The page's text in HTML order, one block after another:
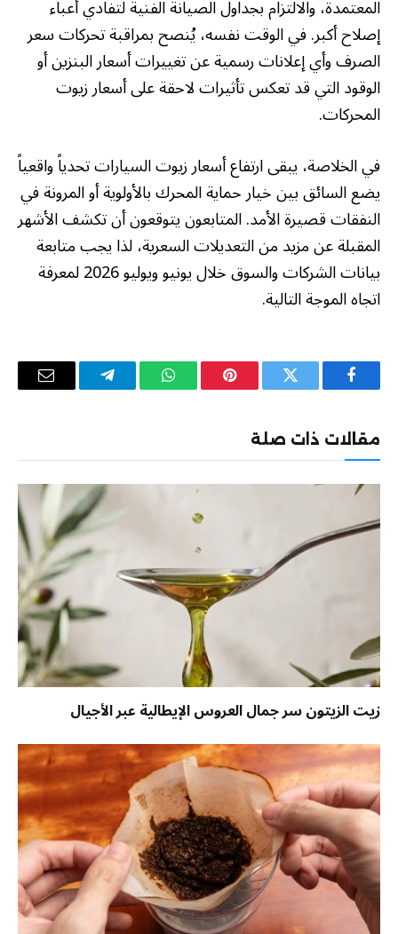
المعتمدة، والالتزام بجداول الصيانة الفنية لتفادي أعباء
إصلاح أكبر. في الوقت نفسه، يُنصح بمراقبة تحركات سعر
الصرف وأي إعلانات رسمية عن تغييرات أسعار البنزين أو
الوقود التي قد تعكس تأثيرات لاحقة على أسعار زيوت
المحركات.
في الخلاصة، يبقى ارتفاع أسعار زيوت السيارات تحدياً واقعياً
يضع السائق بين خيار حماية المحرك بالأولوية أو المرونة في
النفقات قصيرة الأمد. المتابعون يتوقعون أن تكشف الأشهر
المقبلة عن مزيد من التعديلات السعرية، لذا يجب متابعة
بيانات الشركات والسوق خلال يونيو ويوليو 2026 لمعرفة
اتجاه الموجة التالية.
فيسبوك تويتر بينتيريستواتساب تيلقرام
البريد
مقالات ذات صلة
زيت الزيتون سر جمال العروس الإيطالية عبر الأجيال